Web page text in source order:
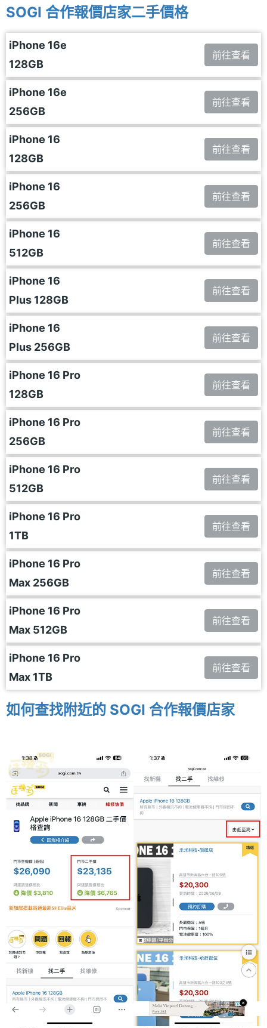
SOGI 合作報價店家二手價格
iPhone 16e
128GB
前往查看
iPhone 16e
256GB
前往查看
iPhone 16
128GB
前往查看
iPhone 16
256GB
前往查看
iPhone 16
512GB
前往查看
iPhone 16
Plus 128GB
前往查看
iPhone 16
Plus 256GB
前往查看
iPhone 16 Pro
128GB
前往查看
iPhone 16 Pro
256GB
前往查看
iPhone 16 Pro
512GB
前往查看
iPhone 16 Pro
1TB
前往查看
iPhone 16 Pro
Max 256GB
前往查看
iPhone 16 Pro
Max 512GB
前往查看
iPhone 16 Pro
Max 1TB
前往查看
如何查找附近的 SOGI 合作報價店家